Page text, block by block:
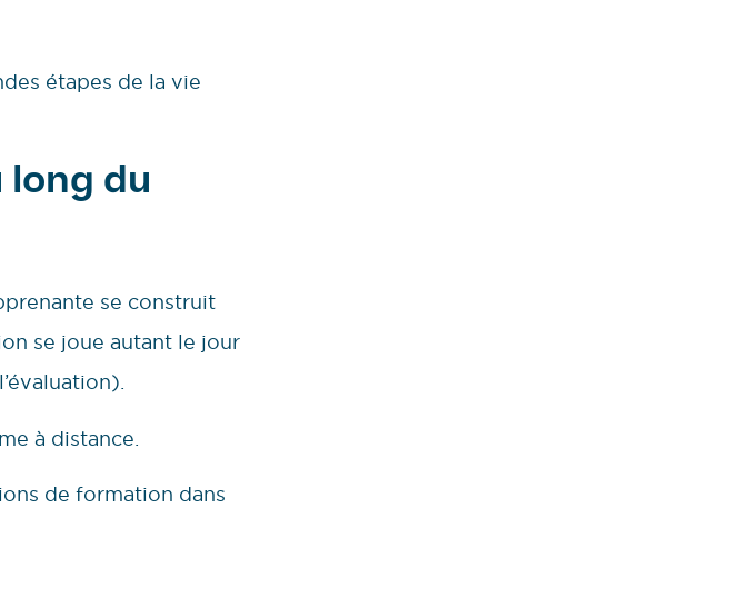
étapes de la vie
long du
se construit
se joue autant le jour
à distance.
de formation dans